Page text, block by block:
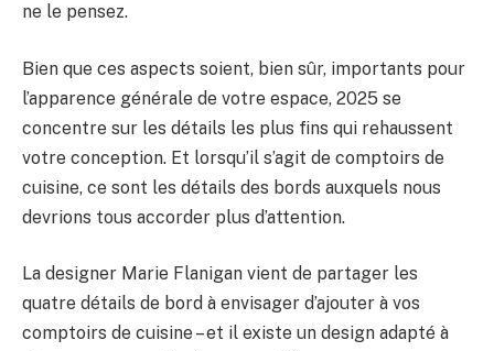
ne le pensez.
Bien que ces aspects soient, bien sûr, importants pour
l’apparence générale de votre espace, 2025 se
concentre sur les détails les plus fins qui rehaussent
votre conception. Et lorsqu’il s’agit de comptoirs de
cuisine, ce sont les détails des bords auxquels nous
devrions tous accorder plus d’attention.
La designer Marie Flanigan vient de partager les
quatre détails de bord à envisager d’ajouter à vos
comptoirs de cuisine – et il existe un design adapté à